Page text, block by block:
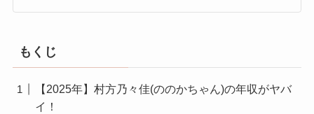
もくじ
【2025年】村方乃々佳(ののかちゃん)の年収がヤバ
イ！